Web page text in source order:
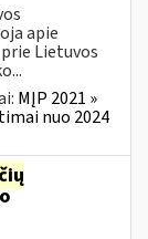
apie
Lietuvos
MĮP 2021 »
nuo 2024